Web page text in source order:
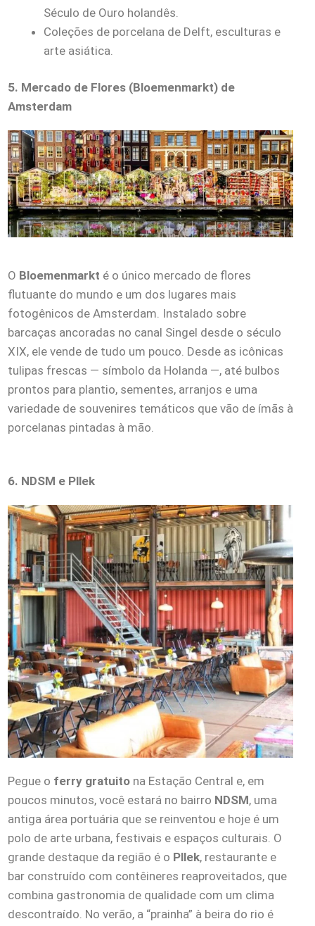
Século de Ouro holandês.
Coleções de porcelana de Delft, esculturas e
arte asiática.
5. Mercado de Flores (Bloemenmarkt) de
Amsterdam
O Bloemenmarkt é o único mercado de flores
flutuante do mundo e um dos lugares mais
fotogênicos de Amsterdam. Instalado sobre
barcaças ancoradas no canal Singel desde o século
XIX, ele vende de tudo um pouco. Desde as icônicas
tulipas frescas — símbolo da Holanda —, até bulbos
prontos para plantio, sementes, arranjos e uma
variedade de souvenires temáticos que vão de ímãs à
porcelanas pintadas à mão.
6. NDSM e Pllek
Pegue o ferry gratuito na Estação Central e, em
poucos minutos, você estará no bairro NDSM, uma
antiga área portuária que se reinventou e hoje é um
polo de arte urbana, festivais e espaços culturais. O
grande destaque da região é o Pllek, restaurante e
bar construído com contêineres reaproveitados, que
combina gastronomia de qualidade com um clima
descontraído. No verão, a “prainha” à beira do rio é